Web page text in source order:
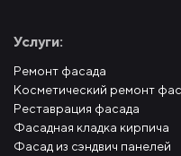
Услуги:
Ремонт фасада
Косметический ремонт
Реставрация фасада
Фасадная кладка кирпича
Фасад из сэндвич панелей